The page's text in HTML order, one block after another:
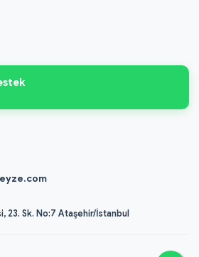
23. Sk. No:7 Ataşehir/İstanbul